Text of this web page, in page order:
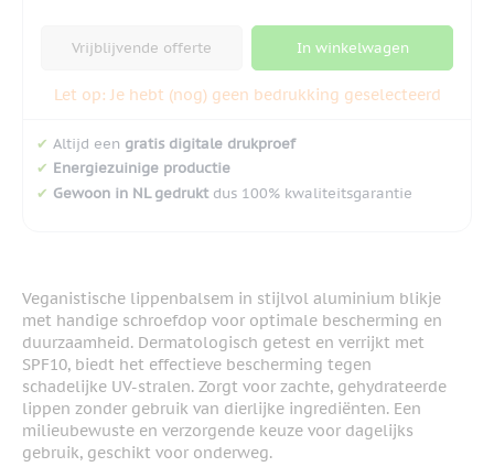
Vrijblijvende offerte In winkelwagen
Let op: Je hebt (nog) geen bedrukking geselecteerd
✔ Altijd een gratis digitale drukproef
✔ Energiezuinige productie
✔ Gewoon in NL gedruktdus 100% kwaliteitsgarantie
Veganistische lippenbalsem in stijlvol aluminium blikje
met handige schroefdop voor optimale bescherming en
duurzaamheid. Dermatologisch getest en verrijkt met
SPF10, biedt het effectieve bescherming tegen
schadelijke UV-stralen. Zorgt voor zachte, gehydrateerde
lippen zonder gebruik van dierlijke ingrediënten. Een
milieubewuste en verzorgende keuze voor dagelijks
gebruik, geschikt voor onderweg.